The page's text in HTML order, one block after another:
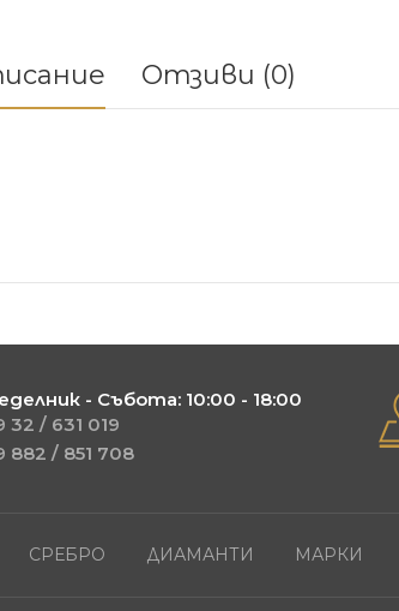
Отзиви (0)
- Събота: 10:00 - 18:00
32 / 631 019
882 / 851 708
СРЕБРО ДИАМАНТИ МАРКИ